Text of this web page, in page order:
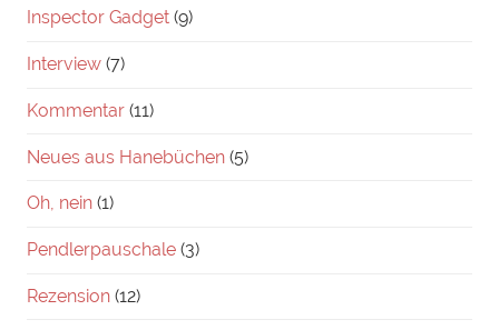
Inspector Gadget (9)
Interview (7)
Kommentar (11)
Neues aus Hanebüchen (5)
Oh, nein (1)
Pendlerpauschale (3)
Rezension (12)